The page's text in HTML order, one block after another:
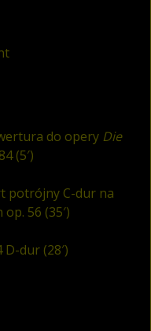
do opery Die
(5′)
potrójny C-dur na
56 (35′)
dur (28′)